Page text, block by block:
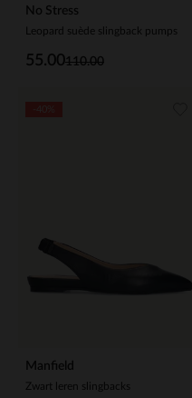
No Stress
Leopard suède slingback pumps
110.00
55.00
Manfield
Zwart leren slingbacks